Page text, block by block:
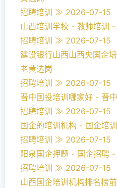
招聘培训 ≫ 2026-07-15
山西培训学校 - 教师培训
招聘培训 ≫ 2026-07-15
建设银行山西山西央国企
老黄选岗
招聘培训 ≫ 2026-07-15
晋中国投培训哪家好 - 晋
招聘培训 ≫ 2026-07-15
国企的培训机构 - 国企培
招聘培训 ≫ 2026-07-15
阳泉国企押题 - 国企招聘
招聘培训 ≫ 2026-07-15
山西国企培训机构排名榜